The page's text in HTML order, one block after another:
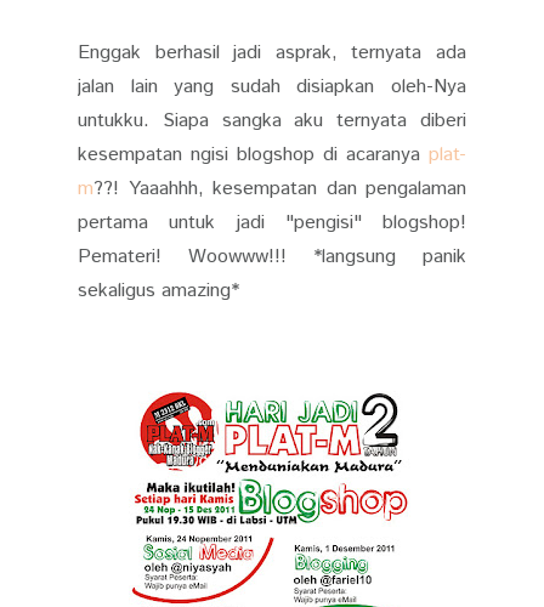
Enggak berhasil jadi asprak, ternyata ada
jalan lain yang sudah disiapkan oleh-Nya
untukku. Siapa sangka aku ternyata diberi
kesempatan ngisi blogshop di acaranya plat-
m??! Yaaahhh, kesempatan dan pengalaman
pertama untuk jadi "pengisi" blogshop!
Pemateri! Woowww!!! *langsung panik
sekaligus amazing*